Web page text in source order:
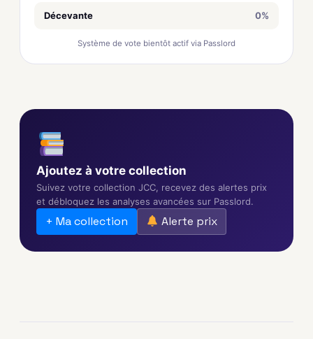
Décevante 0%
Système de vote bientôt actif via Passlord
Ajoutez à votre collection
Suivez votre collection JCC, recevez des alertes prix
et débloquez les analyses avancées sur Passlord.
+ Ma collection Alerte prix